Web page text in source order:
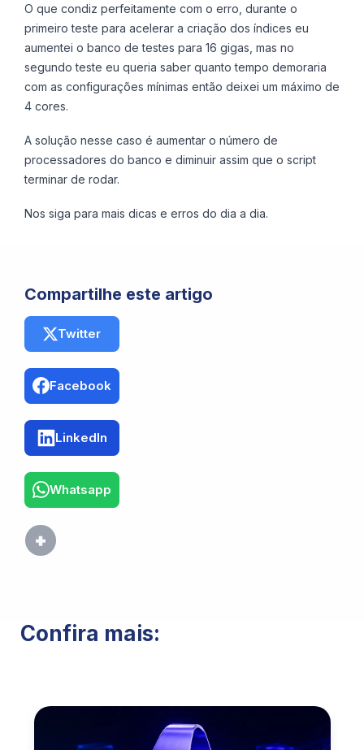
O que condiz perfeitamente com o erro, durante o
primeiro teste para acelerar a criação dos índices eu
aumentei o banco de testes para 16 gigas, mas no
segundo teste eu queria saber quanto tempo demoraria
com as configurações mínimas então deixei um máximo de
4 cores.
A solução nesse caso é aumentar o número de
processadores do banco e diminuir assim que o script
terminar de rodar.
Nos siga para mais dicas e erros do dia a dia.
Compartilhe este artigo
Twitter
Facebook
LinkedIn
Whatsapp
Confira mais: